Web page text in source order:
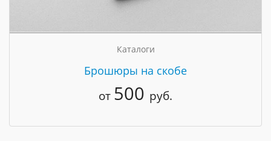
Каталоги
Брошюры на скобе
от 500 руб.